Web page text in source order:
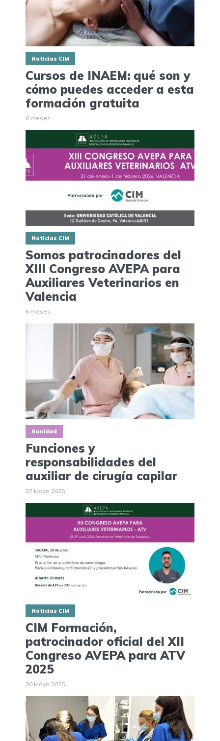
Noticias CIM
Cursos de INAEM: qué son y
cómo puedes acceder a esta
formación gratuita
6 meses
Noticias CIM
Somos patrocinadores del
XIII Congreso AVEPA para
Auxiliares Veterinarios en
Valencia
6 meses
Sanidad
Funciones y
responsabilidades del
auxiliar de cirugía capilar
27 Mayo 2025
Noticias CIM
CIM Formación,
patrocinador oficial del XII
Congreso AVEPA para ATV
2025
20 Mayo 2025